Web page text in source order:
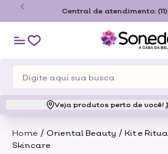
Central de atendimento:
Veja produtos perto de você!
Home / Oriental Beauty / Kit e
Skincare